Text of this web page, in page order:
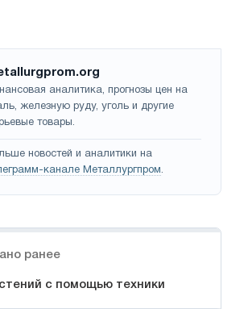
аналитика, прогнозы цен на
железную руду, уголь и другие
товары.
новостей и аналитики на
канале Металлургпром.
ранее
с помощью техники